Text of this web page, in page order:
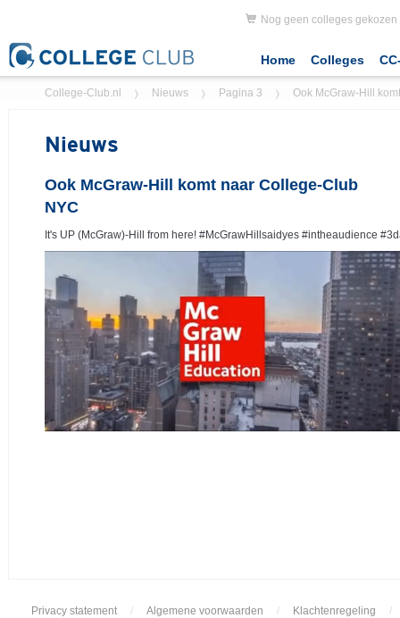
Nog geen colleges gekozen
Home Colleges
College-Club.nl Nieuws Pagina 3 Ook McGraw-Hill
Nieuws
Ook McGraw-Hill komt naar College-Club
NYC
It's UP (McGraw)-Hill from here! #McGrawHillsaidyes #intheaudience
Privacy statement / Algemene voorwaarden / Klachtenregeling /